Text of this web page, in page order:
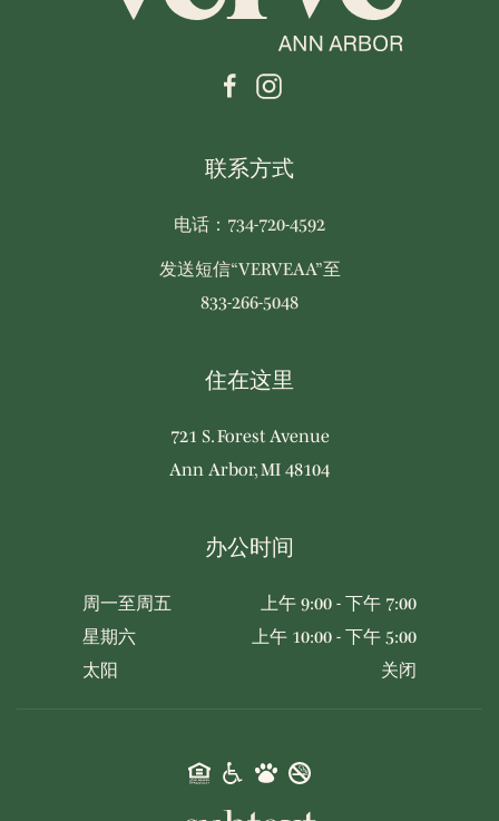
联系方式
电话：734-720-4592
发送短信“VERVEAA”至
833-266-5048
住在这里
721 S. Forest Avenue
Ann Arbor, MI 48104
办公时间
周一至周五
上午 9:00 - 下午 7:00
星期六
上午 10:00 - 下午 5:00
太阳
关闭